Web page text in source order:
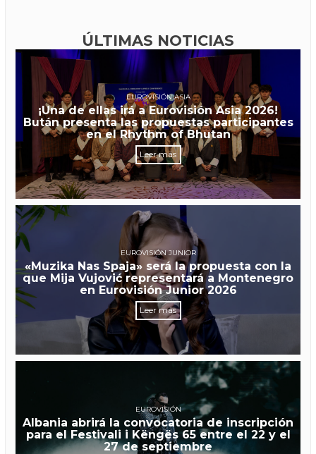
ÚLTIMAS NOTICIAS
EUROVISIÓN ASIA
¡Una de ellas irá a Eurovisión Asia 2026!
Bután presenta las propuestas participantes
en el Rhythm of Bhutan
Leer más
EUROVISIÓN JUNIOR
«Muzika Nas Spaja» será la propuesta con la
que Mija Vujović representará a Montenegro
en Eurovisión Junior 2026
Leer más
EUROVISIÓN
Albania abrirá la convocatoria de inscripción
para el Festivali i Këngës 65 entre el 22 y el
27 de septiembre